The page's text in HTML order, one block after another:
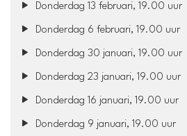
Donderdag 13 februari, 19.00 uur
Donderdag 6 februari, 19.00 uur
Donderdag 30 januari, 19.00 uur
Donderdag 23 januari, 19.00 uur
Donderdag 16 januari, 19.00 uur
Donderdag 9 januari, 19.00 uur